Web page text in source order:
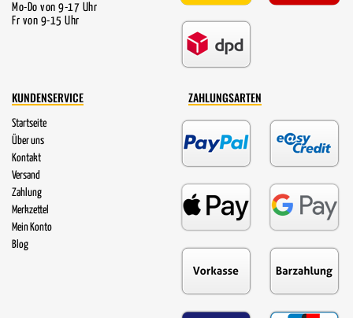
Mo-Do von 9-17 Uhr
Fr von 9-15 Uhr
KUNDENSERVICE
Startseite
Über uns
Kontakt
Versand
Zahlung
Merkzettel
Mein Konto
Blog
ZAHLUNGSARTEN